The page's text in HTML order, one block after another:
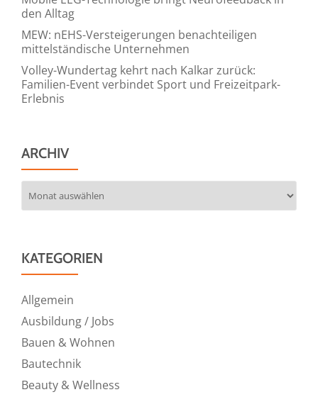
den Alltag
MEW: nEHS-Versteigerungen benachteiligen
mittelständische Unternehmen
Volley-Wundertag kehrt nach Kalkar zurück:
Familien-Event verbindet Sport und Freizeitpark-
Erlebnis
ARCHIV
KATEGORIEN
Allgemein
Ausbildung / Jobs
Bauen & Wohnen
Bautechnik
Beauty & Wellness